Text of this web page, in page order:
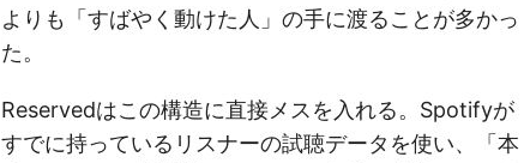
よりも「すばやく動けた人」の手に渡ることが多かっ
た。
Reservedはこの構造に直接メスを入れる。Spotifyが
すでに持っているリスナーの試聴データを使い、「本